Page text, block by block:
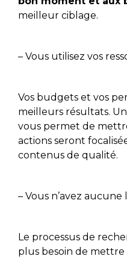
meilleur ciblage.
– Vous utilisez vos
Vos budgets et vos
meilleurs résultats.
vous permet de
actions seront
contenus de qualité.
– Vous n’avez
Le processus de
plus besoin de mettre